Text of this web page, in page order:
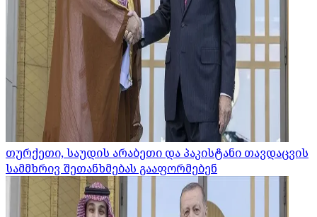
თურქეთი, საუდის არაბეთი და პაკისტანი თავდაცვის
სამმხრივ შეთანხმებას გააფორმებენ